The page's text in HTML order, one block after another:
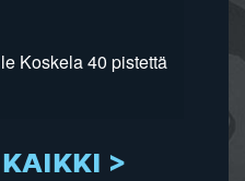
Koskela 40 pistettä
>